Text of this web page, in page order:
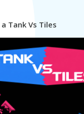
Tank Vs Tiles